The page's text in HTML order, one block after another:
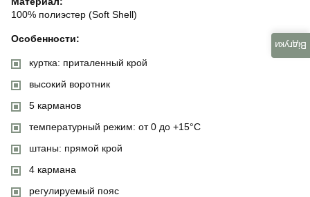
100% полиэстер (Soft Shell)
Особенности:
куртка: приталенный крой
высокий воротник
5 карманов
температурный режим: от 0 до +15°C
штаны: прямой крой
4 кармана
регулируемый пояс
Відгуки